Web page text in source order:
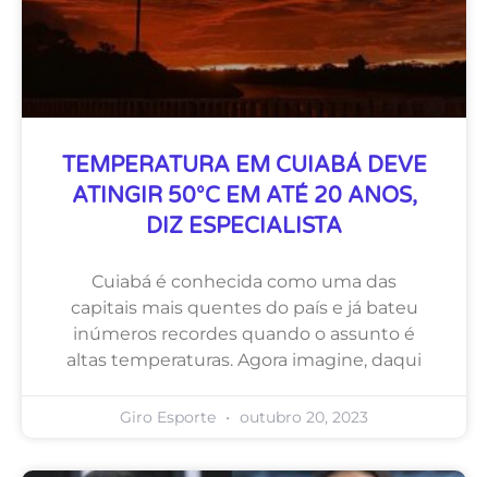
TEMPERATURA EM CUIABÁ DEVE
ATINGIR 50°C EM ATÉ 20 ANOS,
DIZ ESPECIALISTA
Cuiabá é conhecida como uma das
capitais mais quentes do país e já bateu
inúmeros recordes quando o assunto é
altas temperaturas. Agora imagine, daqui
Giro Esporte outubro 20, 2023